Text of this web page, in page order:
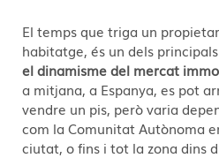
El temps que triga un
habitatge, és un dels
el dinamisme del mercat
a mitjana, a Espanya, es pot
vendre un pis, però varia
com la Comunitat Autònoma
ciutat, o fins i tot la zona dins